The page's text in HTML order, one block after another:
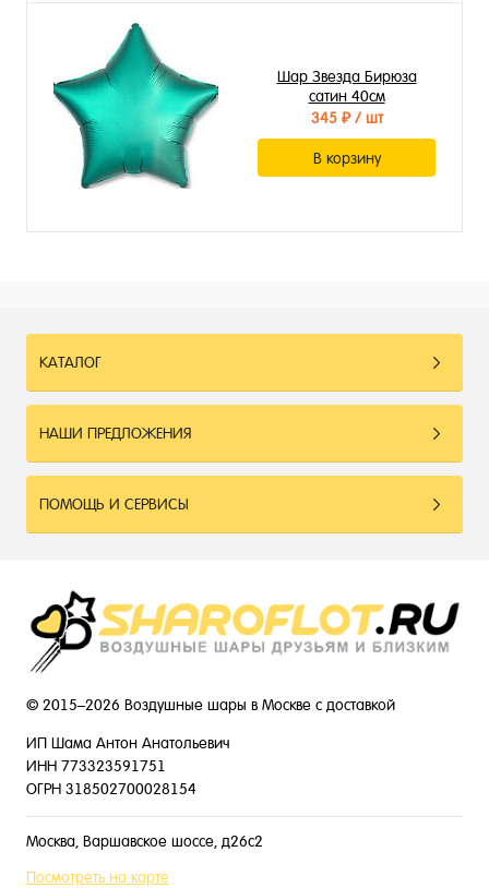
Шар Звезда Бирюза
сатин 40см
345 ₽/ шт
В корзину
КАТАЛОГ
НАШИ ПРЕДЛОЖЕНИЯ
ПОМОЩЬ И СЕРВИСЫ
© 2015–2026 Воздушные шары в Москве с доставкой
ИП Шама Антон Анатольевич
ИНН 773323591751
ОГРН 318502700028154
Москва, Варшавское шоссе, д26с2
Посмотреть на карте